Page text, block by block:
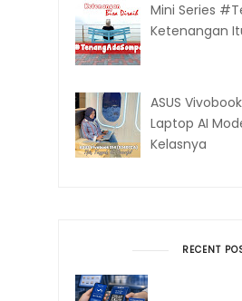
Mini Series
Ketenangan
ASUS
Laptop AI
Kelasnya
RECENT